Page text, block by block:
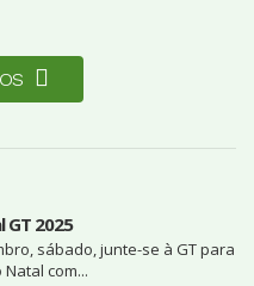
GT 2025
sábado, junte-se à GT para
com...